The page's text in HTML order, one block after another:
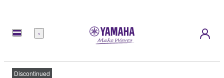
Menu
Discontinued